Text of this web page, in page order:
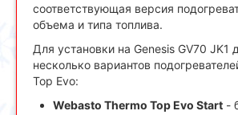
соответствующая версия
объема и типа топлива.
Для установки на Genesis GV70 JK1
несколько вариантов
Top Evo:
Webasto Thermo Top Evo Start -